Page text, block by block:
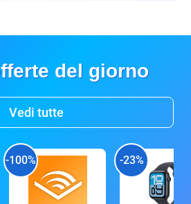
del giorno
Vedi tutte
-100% -23%